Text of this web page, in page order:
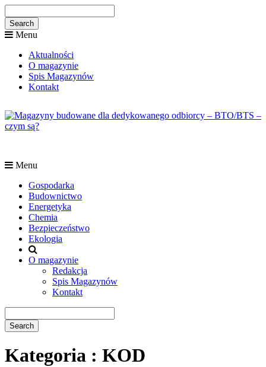
Menu
Aktualności
O magazynie
Spis Magazynów
Kontakt
Menu
Gospodarka
Budownictwo
Energetyka
Chemia
Bezpieczeństwo
Ekologia
O magazynie
Redakcja
Spis Magazynów
Kontakt
Kategoria : KOD